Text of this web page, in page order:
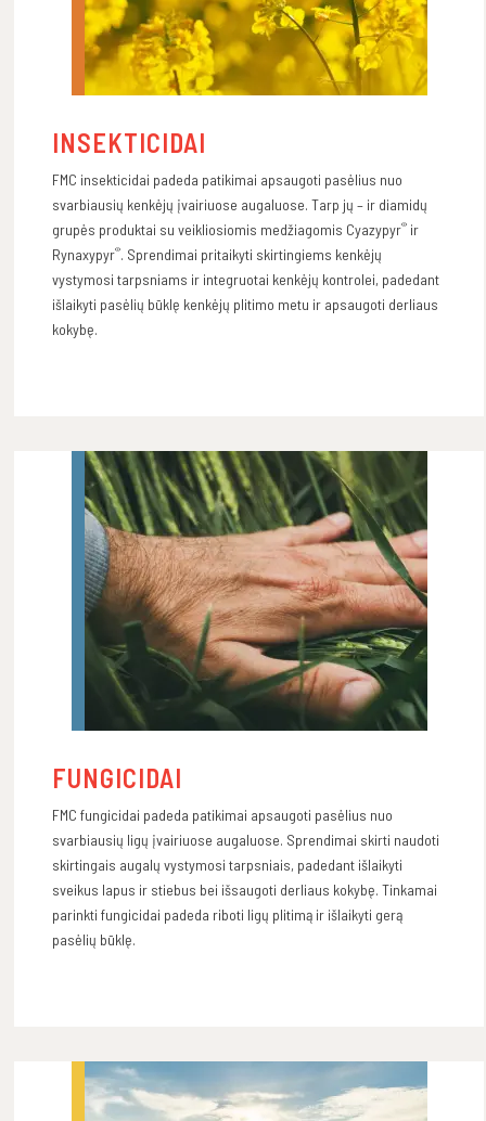
INSEKTICIDAI
FMC insekticidai padeda patikimai apsaugoti pasėlius nuo
svarbiausių kenkėjų įvairiuose augaluose. Tarp jų – ir diamidų
grupės produktai su veikliosiomis medžiagomis Cyazypyr® ir
Rynaxypyr®. Sprendimai pritaikyti skirtingiems kenkėjų
vystymosi tarpsniams ir integruotai kenkėjų kontrolei, padedant
išlaikyti pasėlių būklę kenkėjų plitimo metu ir apsaugoti derliaus
kokybę.
FUNGICIDAI
FMC fungicidai padeda patikimai apsaugoti pasėlius nuo
svarbiausių ligų įvairiuose augaluose. Sprendimai skirti naudoti
skirtingais augalų vystymosi tarpsniais, padedant išlaikyti
sveikus lapus ir stiebus bei išsaugoti derliaus kokybę. Tinkamai
parinkti fungicidai padeda riboti ligų plitimą ir išlaikyti gerą
pasėlių būklę.